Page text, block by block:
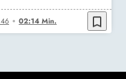
02:14 Min. bookmark_border